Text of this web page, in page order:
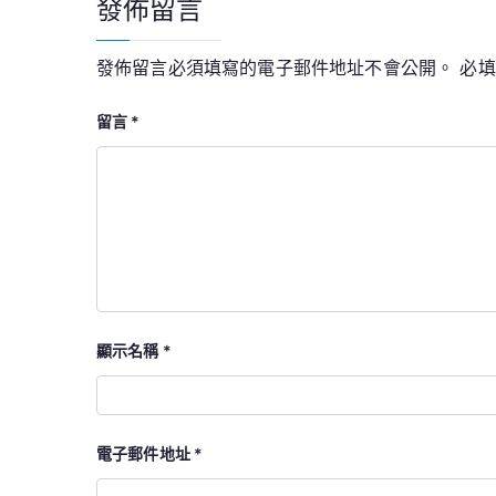
發佈留言
發佈留言必須填寫的電子郵件地址不會公開。 必
留言 *
顯示名稱 *
電子郵件地址 *